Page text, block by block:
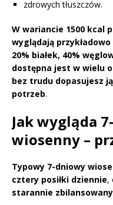
zdrowych tłuszczów.
W wariancie 1500 kcal
wyglądają
20% białek, 40%
dostępna jest w wielu
bez trudu dopasujesz
potrzeb.
Jak wygląda
wiosenny –
Typowy 7-dniowy
cztery posiłki dziennie,
starannie